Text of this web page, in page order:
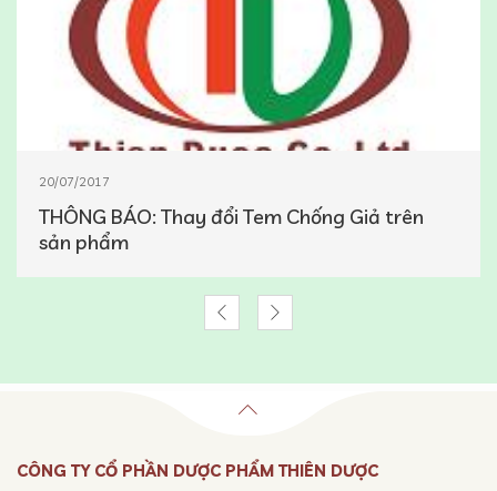
20/07/2017
THÔNG BÁO: Thay đổi Tem Chống Giả trên
sản phẩm
CÔNG TY CỔ PHẦN DƯỢC PHẨM THIÊN DƯỢC